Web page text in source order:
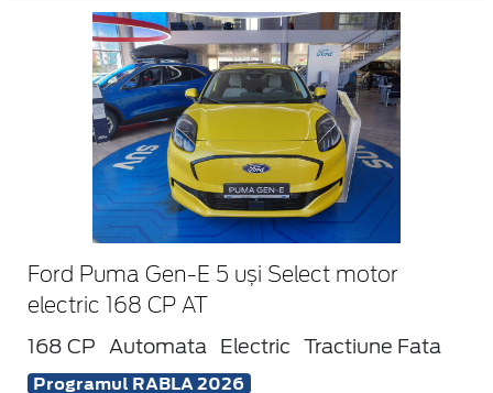
Ford Puma Gen-E 5 uși Select motor
electric 168 CP AT
168 CP Automata Electric
Tractiune Fata
Programul RABLA 2026